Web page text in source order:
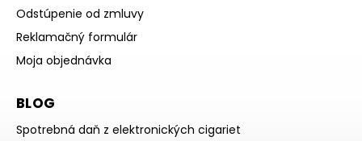
Odstúpenie od zmluvy
Reklamačný formulár
Moja objednávka
BLOG
Spotrebná daň z elektronických cigariet